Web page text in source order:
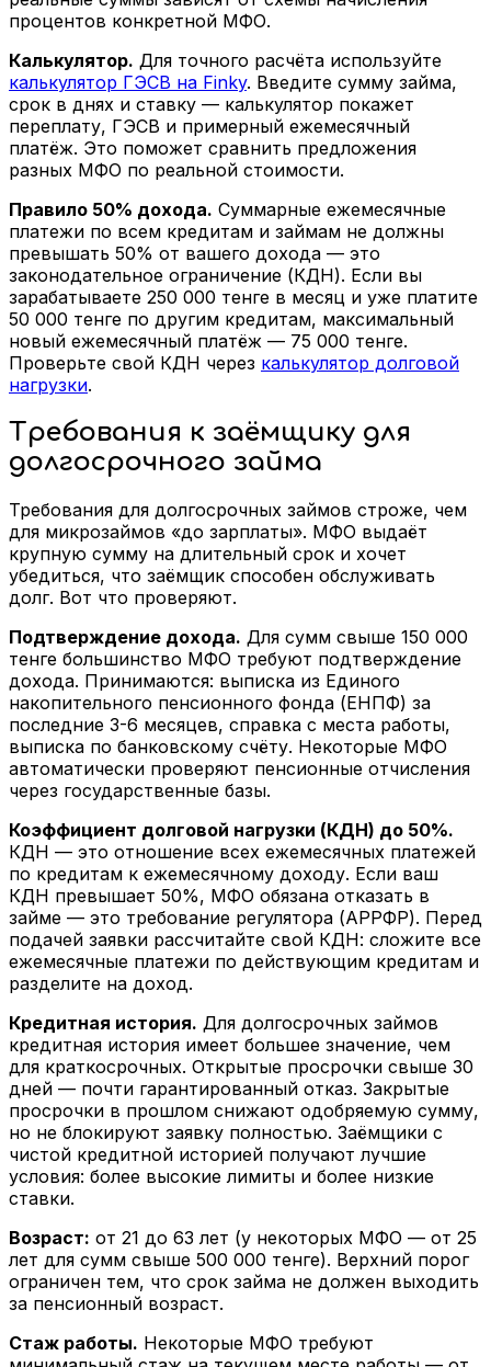
процентов конкретной МФО.
Калькулятор. Для точного расчёта используйте
калькулятор ГЭСВ на Finky. Введите сумму займа,
срок в днях и ставку — калькулятор покажет
переплату, ГЭСВ и примерный ежемесячный
платёж. Это поможет сравнить предложения
разных МФО по реальной стоимости.
Правило 50% дохода. Суммарные ежемесячные
платежи по всем кредитам и займам не должны
превышать 50% от вашего дохода — это
законодательное ограничение (КДН). Если вы
зарабатываете 250 000 тенге в месяц и уже платите
50 000 тенге по другим кредитам, максимальный
новый ежемесячный платёж — 75 000 тенге.
Проверьте свой КДН через калькулятор долговой
нагрузки.
Требования к заёмщику для
долгосрочного займа
Требования для долгосрочных займов строже, чем
для микрозаймов «до зарплаты». МФО выдаёт
крупную сумму на длительный срок и хочет
убедиться, что заёмщик способен обслуживать
долг. Вот что проверяют.
Подтверждение дохода. Для сумм свыше 150 000
тенге большинство МФО требуют подтверждение
дохода. Принимаются: выписка из Единого
накопительного пенсионного фонда (ЕНПФ) за
последние 3-6 месяцев, справка с места работы,
выписка по банковскому счёту. Некоторые МФО
автоматически проверяют пенсионные отчисления
через государственные базы.
Коэффициент долговой нагрузки (КДН) до 50%.
КДН — это отношение всех ежемесячных платежей
по кредитам к ежемесячному доходу. Если ваш
КДН превышает 50%, МФО обязана отказать в
займе — это требование регулятора (АРРФР). Перед
подачей заявки рассчитайте свой КДН: сложите все
ежемесячные платежи по действующим кредитам и
разделите на доход.
Кредитная история. Для долгосрочных займов
кредитная история имеет большее значение, чем
для краткосрочных. Открытые просрочки свыше 30
дней — почти гарантированный отказ. Закрытые
просрочки в прошлом снижают одобряемую сумму,
но не блокируют заявку полностью. Заёмщики с
чистой кредитной историей получают лучшие
условия: более высокие лимиты и более низкие
ставки.
Возраст: от 21 до 63 лет (у некоторых МФО — от 25
лет для сумм свыше 500 000 тенге). Верхний порог
ограничен тем, что срок займа не должен выходить
за пенсионный возраст.
Стаж работы. Некоторые МФО требуют